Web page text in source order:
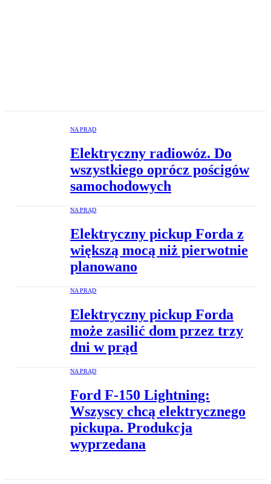
NA PRĄD
Elektryczny radiowóz. Do
wszystkiego oprócz pościgów
samochodowych
NA PRĄD
Elektryczny pickup Forda z
większą mocą niż pierwotnie
planowano
NA PRĄD
Elektryczny pickup Forda
może zasilić dom przez trzy
dni w prąd
NA PRĄD
Ford F-150 Lightning:
Wszyscy chcą elektrycznego
pickupa. Produkcja
wyprzedana